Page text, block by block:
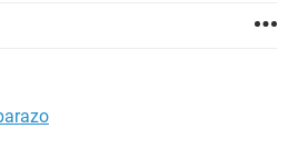
sentí eso). Estaba terminando
en el vientre bajo y la boca del
(mareada, ganas de vomitar,
mucho la boca del